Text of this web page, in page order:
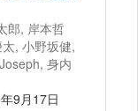
郎, 岸本哲
, 小野坂健,
身内
9月17日